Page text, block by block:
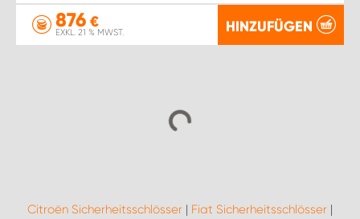
876 €
EXKL. 21 % MWST. HINZUFÜGEN
Citroën Sicherheitsschlösser | Fiat Sicherheitsschlösser |